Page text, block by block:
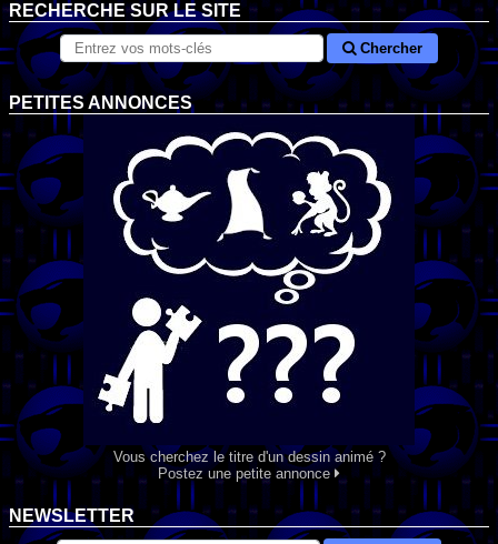
RECHERCHE SUR LE SITE
Chercher
PETITES ANNONCES
Vous cherchez le titre d'un dessin animé ?
Postez une petite annonce
NEWSLETTER